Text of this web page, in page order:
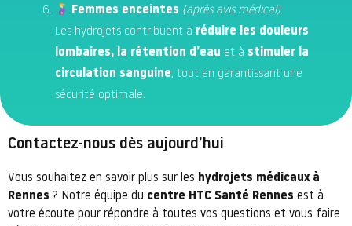
Femmes enceintes (après avis médical)
Les hydrojets contribuent à réduire les douleurs
lombaires, la rétention d’eau et à stimuler la
circulation sanguine, tout en garantissant une
sécurité optimale.
Contactez-nous dès aujourd’hui
Vous souhaitez en savoir plus sur les hydrojets médicaux à
Rennes ? Notre équipe du centre HTC Santé Rennes est à
votre écoute pour répondre à toutes vos questions et vous faire